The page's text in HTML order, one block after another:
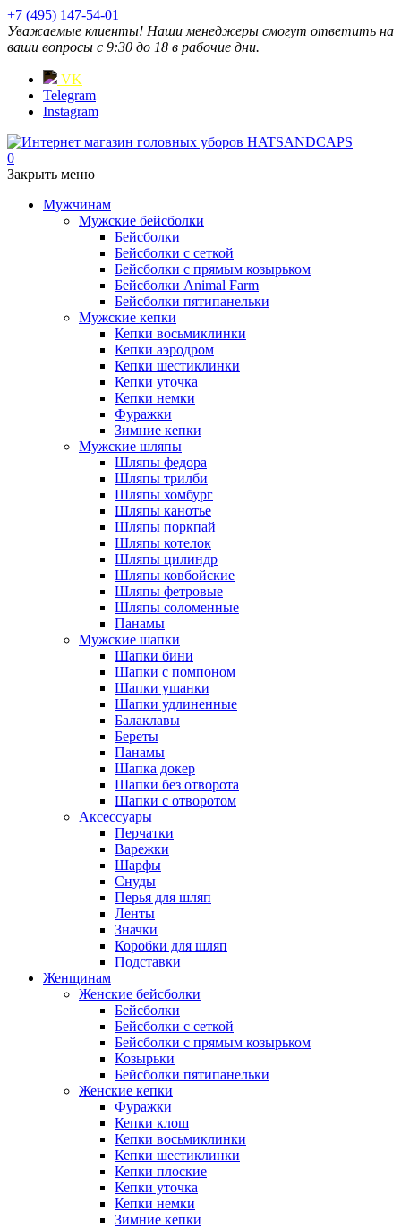
+7 (495) 147-54-01
Уважаемые клиенты! Наши менеджеры смогут ответить на
ваши вопросы с 9:30 до 18 в рабочие дни.
VK
Telegram
Instagram
0
Закрыть меню
Мужчинам
Мужские бейсболки
Бейсболки
Бейсболки с сеткой
Бейсболки с прямым козырьком
Бейсболки Animal Farm
Бейсболки пятипанельки
Мужские кепки
Кепки восьмиклинки
Кепки аэродром
Кепки шестиклинки
Кепки уточка
Кепки немки
Фуражки
Зимние кепки
Мужские шляпы
Шляпы федора
Шляпы трилби
Шляпы хомбург
Шляпы канотье
Шляпы поркпай
Шляпы котелок
Шляпы цилиндр
Шляпы ковбойские
Шляпы фетровые
Шляпы соломенные
Панамы
Мужские шапки
Шапки бини
Шапки с помпоном
Шапки ушанки
Шапки удлиненные
Балаклавы
Береты
Панамы
Шапка докер
Шапки без отворота
Шапки с отворотом
Аксессуары
Перчатки
Варежки
Шарфы
Снуды
Перья для шляп
Ленты
Значки
Коробки для шляп
Подставки
Женщинам
Женские бейсболки
Бейсболки
Бейсболки с сеткой
Бейсболки с прямым козырьком
Козырьки
Бейсболки пятипанельки
Женские кепки
Фуражки
Кепки клош
Кепки восьмиклинки
Кепки шестиклинки
Кепки плоские
Кепки уточка
Кепки немки
Зимние кепки